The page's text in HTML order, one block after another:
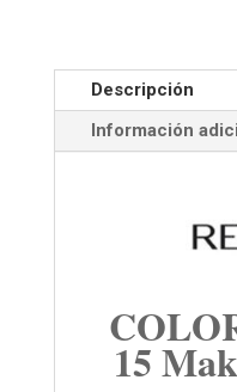
Descripción
Información
15